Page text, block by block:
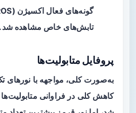
تابش‌های خاص مشاهده شد.
پروفایل متابولیت‌ها
به‌صورت کلی، مواجهه با نورهای
کاهش کلی در فراوانی